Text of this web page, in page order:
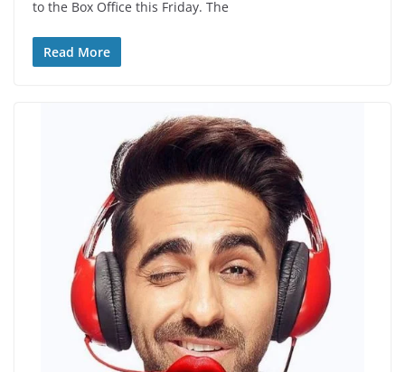
to the Box Office this Friday. The
Read More